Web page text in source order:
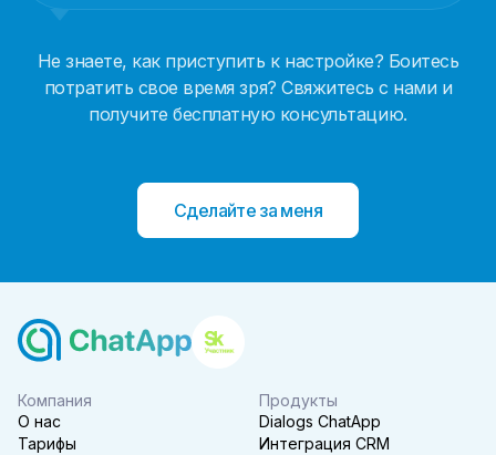
Не знаете, как приступить к настройке? Боитесь
потратить свое время зря? Свяжитесь с нами и
получите бесплатную консультацию.
Сделайте за меня
Компания
О нас
Тарифы
Продукты
Dialogs ChatApp
Интеграция CRM